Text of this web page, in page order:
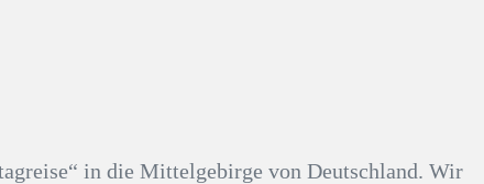
in die Mittelgebirge von Deutschland. Wir